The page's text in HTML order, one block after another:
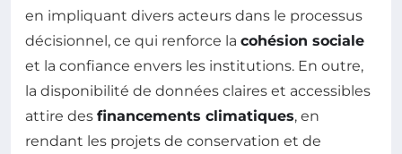
en impliquant divers acteurs dans le processus
décisionnel, ce qui renforce la cohésion sociale
et la confiance envers les institutions. En outre,
la disponibilité de données claires et accessibles
attire des financements climatiques, en
rendant les projets de conservation et de